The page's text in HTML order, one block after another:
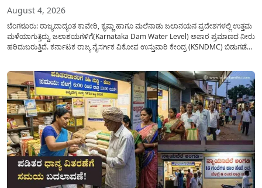
August 4, 2026
ಬೆಂಗಳೂರು: ರಾಜ್ಯದಾದ್ಯಂತ ಕಾವೇರಿ, ಕೃಷ್ಣಾ ಹಾಗೂ ಮಲೆನಾಡು ಜಲಾನಯನ ಪ್ರದೇಶಗಳಲ್ಲಿ ಉತ್ತಮ
ಮಳೆಯಾಗುತ್ತಿದ್ದು, ಜಲಾಶಯಗಳಿಗೆ(Karnataka Dam Water Level) ಅಪಾರ ಪ್ರಮಾಣದ ನೀರು
ಹರಿದುಬರುತ್ತಿದೆ. ಕರ್ನಾಟಕ ರಾಜ್ಯ ನೈಸರ್ಗಿಕ ವಿಕೋಪ ಉಸ್ತುವಾರಿ ಕೇಂದ್ರ (KSNDMC) ಬಿಡುಗಡೆ